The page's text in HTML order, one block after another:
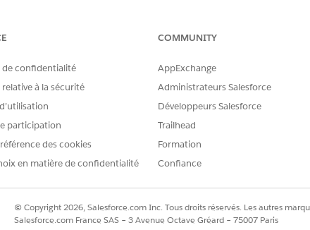
à Salesforce en s'assurant que les utilisateurs sont ceux qu'ils
avec des fonctionnalités telles que l'authentification multifacteur
basée sur un certificat et Lightning Login. Utilisez
leur identité pour obtenir certains privilèges d'accès dans
ressource confidentielle. Définissez comment et quand les
de confidentialité
à la sécurité
participation
des cookies
en matière de confidentialité
COMMUNITY
AppExchange
Administrateurs Salesforce
Développeurs Salesforce
Trailhead
Formation
Confiance
© Copyright 2026, Salesforce.com Inc. Tous droits réservés. Les autres
Salesforce.com France SAS – 3 Avenue Octave Gréard – 75007 Paris